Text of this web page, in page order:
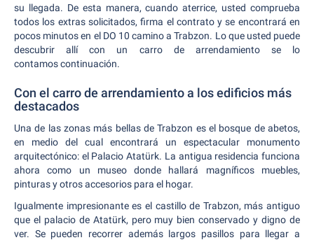
su llegada. De esta manera, cuando aterrice, usted comprueba
todos los extras solicitados, firma el contrato y se encontrará en
pocos minutos en el DO 10 camino a Trabzon. Lo que usted puede
descubrir allí con un carro de arrendamiento se lo
contamos continuación.
Con el carro de arrendamiento a los edificios más
destacados
Una de las zonas más bellas de Trabzon es el bosque de abetos,
en medio del cual encontrará un espectacular monumento
arquitectónico: el Palacio Atatürk. La antigua residencia funciona
ahora como un museo donde hallará magníficos muebles,
pinturas y otros accesorios para el hogar.
Igualmente impresionante es el castillo de Trabzon, más antiguo
que el palacio de Atatürk, pero muy bien conservado y digno de
ver. Se pueden recorrer además largos pasillos para llegar a